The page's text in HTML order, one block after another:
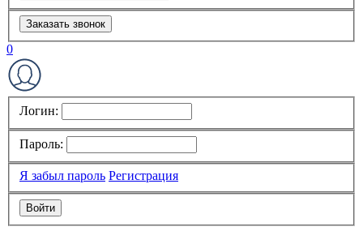
Заказать звонок
0
Логин:
Пароль:
Я забыл пароль Регистрация